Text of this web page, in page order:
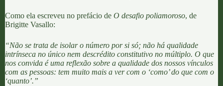
Como ela escreveu no prefácio de O desafio poliamoroso, de
Brigitte Vasallo:
“Não se trata de isolar o número por si só; não há qualidade
intrínseca no único nem descrédito constitutivo no múltiplo. O que
nos convida é uma reflexão sobre a qualidade dos nossos vínculos
com as pessoas: tem muito mais a ver com o ‘como’ do que com o
‘quanto’.”